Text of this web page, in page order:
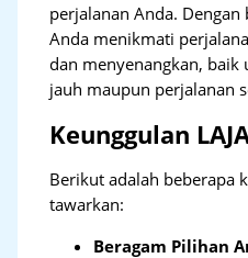
perjalanan Anda.
Anda menikmati
dan menyenangkan,
jauh maupun perjalanan
Keunggulan
Berikut adalah beberapa
tawarkan:
Beragam Pilihan